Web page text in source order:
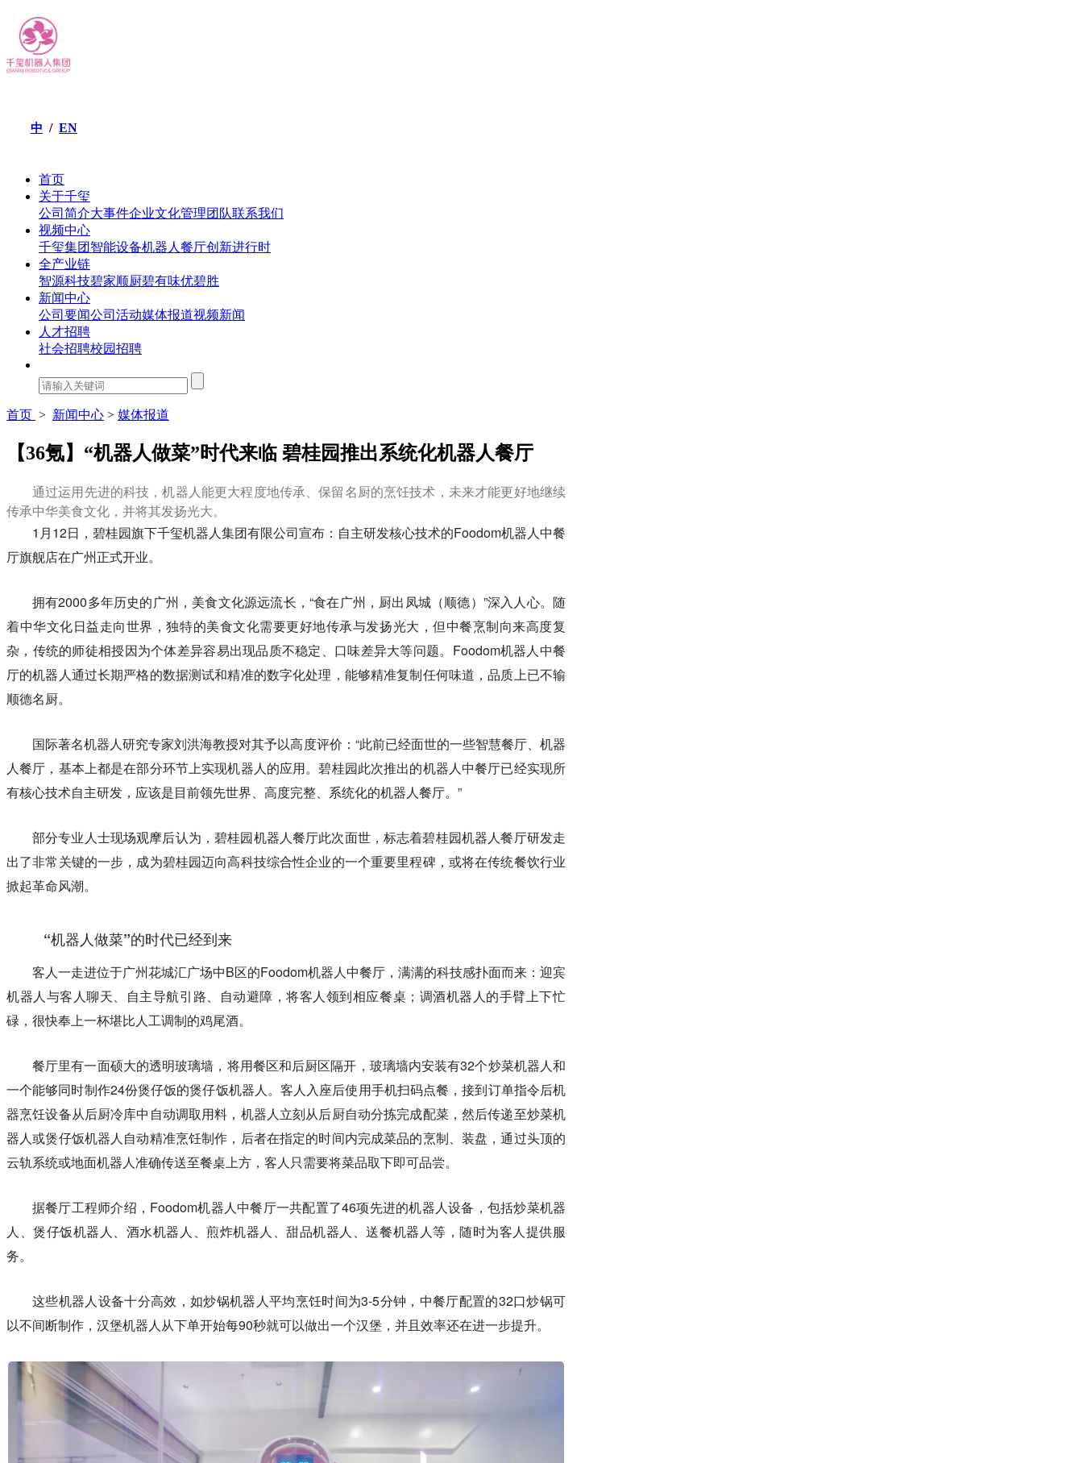
中 / EN
首页
关于千玺
公司简介大事件企业文化管理团队联系我们
视频中心
千玺集团 智能设备机器人餐厅创新进行时
全产业链
智源科技碧家顺厨碧有味优碧胜
新闻中心
公司要闻公司活动媒体报道视频新闻
人才招聘
社会招聘校园招聘
首页 > 新闻中心 > 媒体报道
【36氪】“机器人做菜”时代来临 碧桂园推出系统化机器人餐厅
通过运用先进的科技，机器人能更大程度地传承、保留名厨的烹饪技术，未来才能更好地继续
传承中华美食文化，并将其发扬光大。
1月12日，碧桂园旗下千玺机器人集团有限公司宣布：自主研发核心技术的Foodom机器人中餐
厅旗舰店在广州正式开业。
拥有2000多年历史的广州，美食文化源远流长，“食在广州，厨出凤城（顺德）”深入人心。随
着中华文化日益走向世界，独特的美食文化需要更好地传承与发扬光大，但中餐烹制向来高度复
杂，传统的师徒相授因为个体差异容易出现品质不稳定、口味差异大等问题。Foodom机器人中餐
厅的机器人通过长期严格的数据测试和精准的数字化处理，能够精准复制任何味道，品质上已不输
顺德名厨。
国际著名机器人研究专家刘洪海教授对其予以高度评价：“此前已经面世的一些智慧餐厅、机器
人餐厅，基本上都是在部分环节上实现机器人的应用。碧桂园此次推出的机器人中餐厅已经实现所
有核心技术自主研发，应该是目前领先世界、高度完整、系统化的机器人餐厅。”
部分专业人士现场观摩后认为，碧桂园机器人餐厅此次面世，标志着碧桂园机器人餐厅研发走
出了非常关键的一步，成为碧桂园迈向高科技综合性企业的一个重要里程碑，或将在传统餐饮行业
掀起革命风潮。
“机器人做菜”的时代已经到来
客人一走进位于广州花城汇广场中B区的Foodom机器人中餐厅，满满的科技感扑面而来：迎宾
机器人与客人聊天、自主导航引路、自动避障，将客人领到相应餐桌；调酒机器人的手臂上下忙
碌，很快奉上一杯堪比人工调制的鸡尾酒。
餐厅里有一面硕大的透明玻璃墙，将用餐区和后厨区隔开，玻璃墙内安装有32个炒菜机器人和
一个能够同时制作24份煲仔饭的煲仔饭机器人。客人入座后使用手机扫码点餐，接到订单指令后机
器烹饪设备从后厨冷库中自动调取用料，机器人立刻从后厨自动分拣完成配菜，然后传递至炒菜机
器人或煲仔饭机器人自动精准烹饪制作，后者在指定的时间内完成菜品的烹制、装盘，通过头顶的
云轨系统或地面机器人准确传送至餐桌上方，客人只需要将菜品取下即可品尝。
据餐厅工程师介绍，Foodom机器人中餐厅一共配置了46项先进的机器人设备，包括炒菜机器
人、煲仔饭机器人、酒水机器人、煎炸机器人、甜品机器人、送餐机器人等，随时为客人提供服
务。
这些机器人设备十分高效，如炒锅机器人平均烹饪时间为3-5分钟，中餐厅配置的32口炒锅可
以不间断制作，汉堡机器人从下单开始每90秒就可以做出一个汉堡，并且效率还在进一步提升。